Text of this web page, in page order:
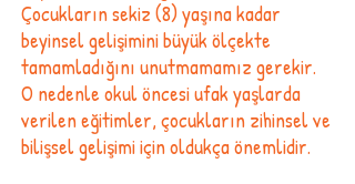
Çocukların sekiz (8) yaşına kadar
beyinsel gelişimini büyük ölçekte
tamamladığını unutmamamız gerekir.
O nedenle okul öncesi ufak yaşlarda
verilen eğitimler, çocukların zihinsel ve
bilişsel gelişimi için oldukça önemlidir.